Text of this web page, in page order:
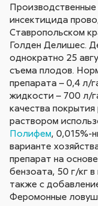
инсектицида
Ставропольском
Голден Делишес.
однократно 25
съема плодов.
препарата – 0,4 л/
жидкости – 700 л/
качества
раствором
Полифем, 0,015%-
варианте
препарат на
бензоата, 50 г/кг
также с
Феромонные